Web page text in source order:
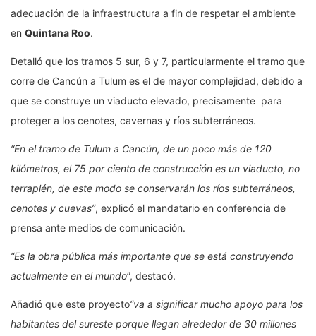
adecuación de la infraestructura a fin de respetar el ambiente
en Quintana Roo.
Detalló que los tramos 5 sur, 6 y 7, particularmente el tramo que
corre de Cancún a Tulum es el de mayor complejidad, debido a
que se construye un viaducto elevado, precisamente para
proteger a los cenotes, cavernas y ríos subterráneos.
“En el tramo de Tulum a Cancún, de un poco más de 120
kilómetros, el 75 por ciento de construcción es un viaducto, no
terraplén, de este modo se conservarán los ríos subterráneos,
cenotes y cuevas”, explicó el mandatario en conferencia de
prensa ante medios de comunicación.
“Es la obra pública más importante que se está construyendo
actualmente en el mundo”, destacó.
Añadió que este proyecto“va a significar mucho apoyo para los
habitantes del sureste porque llegan alrededor de 30 millones